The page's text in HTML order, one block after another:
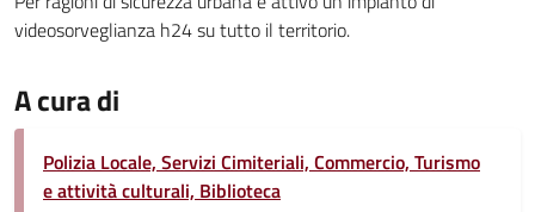
videosorveglianza h24 su tutto il territorio.
A cura di
Polizia Locale, Servizi Cimiteriali, Commercio, Turismo
e attività culturali, Biblioteca